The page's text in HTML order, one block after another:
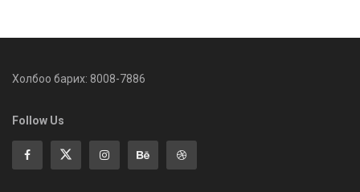
Холбоо барих: 8008-7886
Follow Us